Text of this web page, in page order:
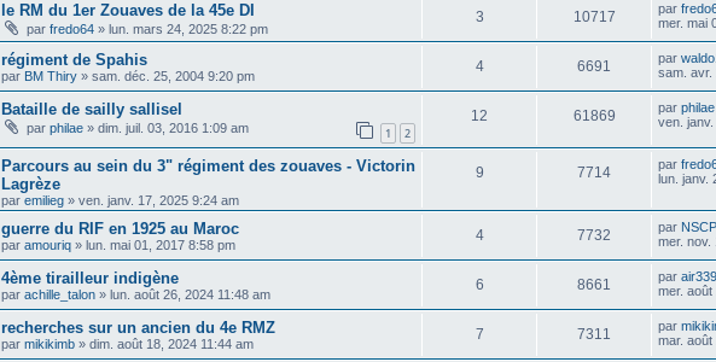
le RM du 1er Zouaves de la 45e DI
par fredo64 » lun. mars 24, 2025 8:22 pm
3 10717 par
mer. mai
régiment de Spahis
par BM Thiry » sam. déc. 25, 2004 9:20 pm
4 6691 par
sam. avr.
Bataille de sailly sallisel
par philae » dim. juil. 03, 2016 1:09 am 1 2
12 61869 par philae
ven.
Parcours au sein du 3" régiment des zouaves - Victorin
Lagrèze
par emilieg » ven. janv. 17, 2025 9:24 am
9 7714 par
lun. janv.
guerre du RIF en 1925 au Maroc
par amouriq » lun. mai 01, 2017 8:58 pm
4 7732 par
mer. nov.
4ème tirailleur indigène
par achille_talon » lun. août 26, 2024 11:48 am
6 8661 par air339
mer. août
recherches sur un ancien du 4e RMZ
par mikikimb » dim. août 18, 2024 11:44 am
7 7311 par
mar. août